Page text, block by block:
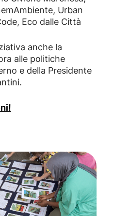
Urban
Eco dalle Città
anche la
alle politiche
e della Presidente